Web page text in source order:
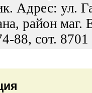
Адрес: ул.
район
88, сот.